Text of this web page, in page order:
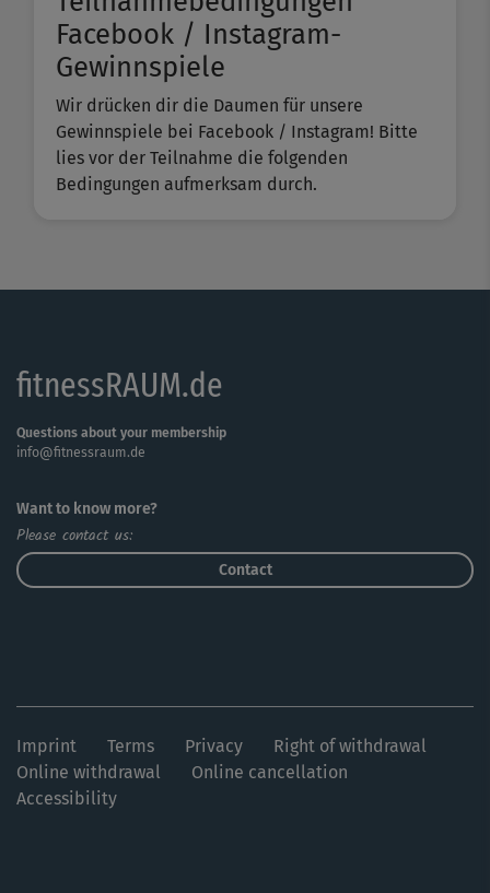
Facebook / Instagram-
Gewinnspiele
Wir drücken dir die Daumen für unsere
Gewinnspiele bei Facebook / Instagram! Bitte
lies vor der Teilnahme die folgenden
Bedingungen aufmerksam durch.
fitnessRAUM.de
Questions about your membership
info@fitnessraum.de
Want to know more?
Please contact us:
Contact
Imprint Terms Privacy
Right of withdrawal
Online withdrawal
Online cancellation
Accessibility